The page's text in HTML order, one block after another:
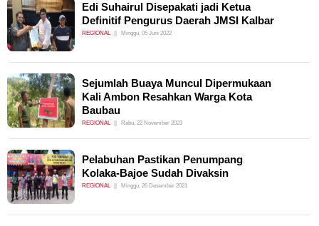
Edi Suhairul Disepakati jadi Ketua
Definitif Pengurus Daerah JMSI Kalbar
REGIONAL Minggu, 05 Juni 2022
Sejumlah Buaya Muncul Dipermukaan
Kali Ambon Resahkan Warga Kota
Baubau
REGIONAL Rabu, 22 November 2023
Pelabuhan Pastikan Penumpang
Kolaka-Bajoe Sudah Divaksin
REGIONAL Minggu, 26 Desember 2021